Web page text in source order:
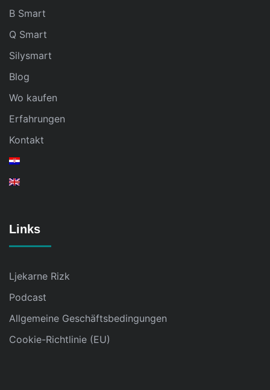
B Smart
Q Smart
Silysmart
Blog
Wo kaufen
Erfahrungen
Kontakt
Links
Ljekarne Rizk
Podcast
Allgemeine Geschäftsbedingungen
Cookie-Richtlinie (EU)